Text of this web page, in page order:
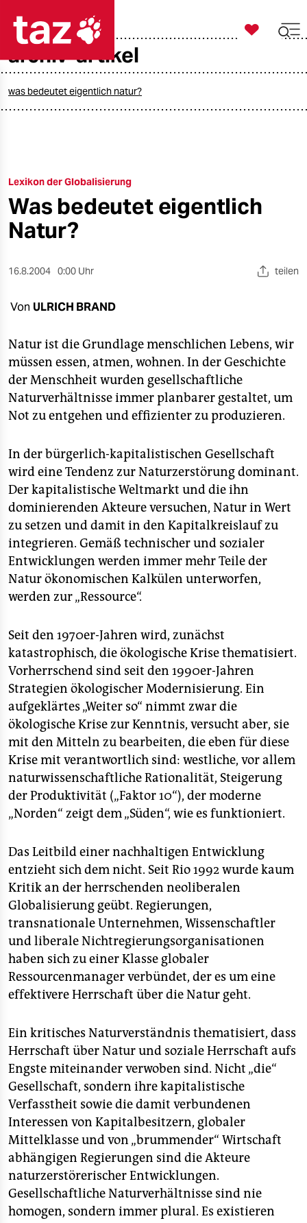
taz zahl ich
öko
gesellschaft
sport
berlin
nord
wahrheit
verlag
veranstaltungen
shop
fragen & hilfe
unterstützen
abo
genossenschaft

taz zahl ich
archiv-artikel
was bedeutet eigentlich natur?
Lexikon der Globalisierung
Was bedeutet eigentlich
Natur?
16.8.2004 0:00 Uhr teilen
Von ULRICH BRAND
Natur ist die Grundlage menschlichen Lebens, wir
müssen essen, atmen, wohnen. In der Geschichte
der Menschheit wurden gesellschaftliche
Naturverhältnisse immer planbarer gestaltet, um
Not zu entgehen und effizienter zu produzieren.
In der bürgerlich-kapitalistischen Gesellschaft
wird eine Tendenz zur Naturzerstörung dominant.
Der kapitalistische Weltmarkt und die ihn
dominierenden Akteure versuchen, Natur in Wert
zu setzen und damit in den Kapitalkreislauf zu
integrieren. Gemäß technischer und sozialer
Entwicklungen werden immer mehr Teile der
Natur ökonomischen Kalkülen unterworfen,
werden zur „Ressource“.
Seit den 1970er-Jahren wird, zunächst
katastrophisch, die ökologische Krise thematisiert.
Vorherrschend sind seit den 1990er-Jahren
Strategien ökologischer Modernisierung. Ein
aufgeklärtes „Weiter so“ nimmt zwar die
ökologische Krise zur Kenntnis, versucht aber, sie
mit den Mitteln zu bearbeiten, die eben für diese
Krise mit verantwortlich sind: westliche, vor allem
naturwissenschaftliche Rationalität, Steigerung
der Produktivität („Faktor 10“), der moderne
„Norden“ zeigt dem „Süden“, wie es funktioniert.
Das Leitbild einer nachhaltigen Entwicklung
entzieht sich dem nicht. Seit Rio 1992 wurde kaum
Kritik an der herrschenden neoliberalen
Globalisierung geübt. Regierungen,
transnationale Unternehmen, Wissenschaftler
und liberale Nichtregierungsorganisationen
haben sich zu einer Klasse globaler
Ressourcenmanager verbündet, der es um eine
effektivere Herrschaft über die Natur geht.
Ein kritisches Naturverständnis thematisiert, dass
Herrschaft über Natur und soziale Herrschaft aufs
Engste miteinander verwoben sind. Nicht „die“
Gesellschaft, sondern ihre kapitalistische
Verfasstheit sowie die damit verbundenen
Interessen von Kapitalbesitzern, globaler
Mittelklasse und von „brummender“ Wirtschaft
abhängigen Regierungen sind die Akteure
naturzerstörerischer Entwicklungen.
Gesellschaftliche Naturverhältnisse sind nie
homogen, sondern immer plural. Es existieren